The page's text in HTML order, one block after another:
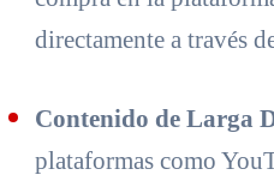
directamente a través
Contenido de Larga
plataformas como